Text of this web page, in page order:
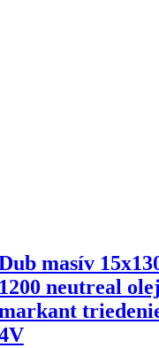
masív
1200 neutreal